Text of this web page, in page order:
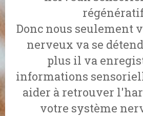
Donc nous seulement
nerveux va se
plus il va
informations
aider à retrouver
votre système